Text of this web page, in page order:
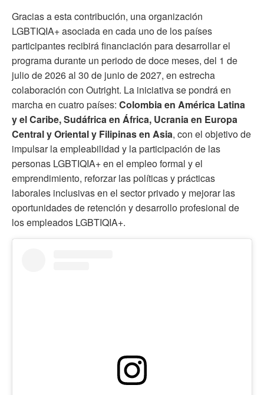
Gracias a esta contribución, una organización
LGBTIQIA+ asociada en cada uno de los países
participantes recibirá financiación para desarrollar el
programa durante un periodo de doce meses, del 1 de
julio de 2026 al 30 de junio de 2027, en estrecha
colaboración con Outright. La iniciativa se pondrá en
marcha en cuatro países: Colombia en América Latina
y el Caribe, Sudáfrica en África, Ucrania en Europa
Central y Oriental y Filipinas en Asia, con el objetivo de
impulsar la empleabilidad y la participación de las
personas LGBTIQIA+ en el empleo formal y el
emprendimiento, reforzar las políticas y prácticas
laborales inclusivas en el sector privado y mejorar las
oportunidades de retención y desarrollo profesional de
los empleados LGBTIQIA+.